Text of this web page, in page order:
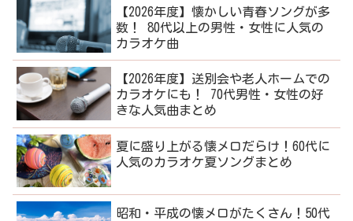
【2026年度】懐かしい青春ソングが多
数！ 80代以上の男性・女性に人気の
カラオケ曲
【2026年度】送別会や老人ホームでの
カラオケにも！ 70代男性・女性の好
きな人気曲まとめ
夏に盛り上がる懐メロだらけ！60代に
人気のカラオケ夏ソングまとめ
昭和・平成の懐メロがたくさん！50代